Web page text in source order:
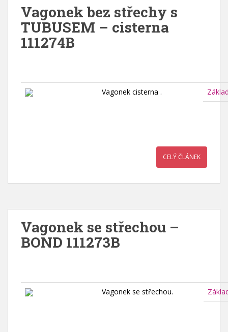
Vagonek bez střechy s
TUBUSEM – cisterna
111274B
Vagonek cisterna .
CELÝ ČLÁNEK
Vagonek se střechou –
BOND 111273B
Vagonek se střechou.